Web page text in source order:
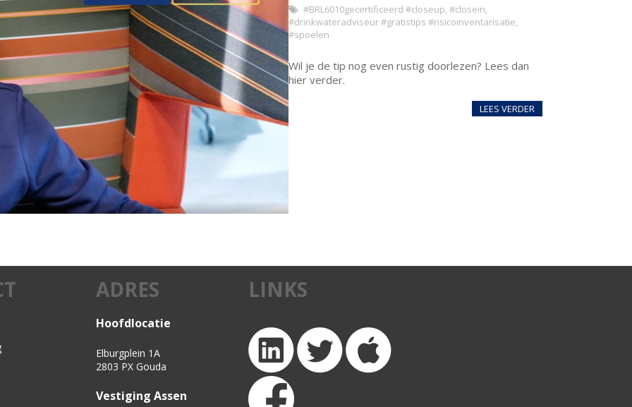
#BRL6010gecertificeerd #closeup,#closein,
#drinkwateradviseur #gratistips #risicoinventarisatie,
#spoelen
Wil je de tip nog even rustig doorlezen? Lees dan
hier verder.
LEES VERDER
ADRES
Hoofdlocatie
Elburgplein 1A
2803 PX Gouda
Vestiging Assen
LINKS